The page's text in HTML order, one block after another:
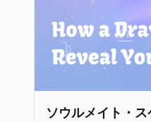
ソウルメイト・